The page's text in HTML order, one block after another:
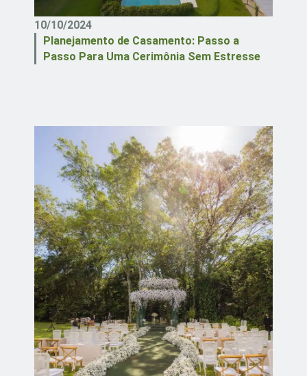
10/10/2024
Planejamento de Casamento: Passo a
Passo Para Uma Cerimônia Sem Estresse